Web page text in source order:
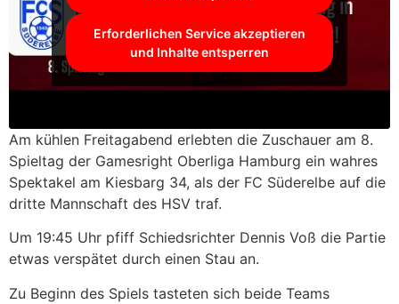
Erforderlichen Service akzeptieren
und Inhalte entsperren
Am kühlen Freitagabend erlebten die Zuschauer am 8.
Spieltag der Gamesright Oberliga Hamburg ein wahres
Spektakel am Kiesbarg 34, als der FC Süderelbe auf die
dritte Mannschaft des HSV traf.
Um 19:45 Uhr pfiff Schiedsrichter Dennis Voß die Partie
etwas verspätet durch einen Stau an.
Zu Beginn des Spiels tasteten sich beide Teams